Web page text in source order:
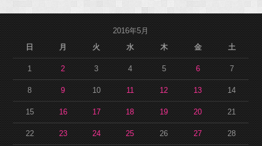
2016年5月
日
月 火 水 木 金 土
1 2 3 4 5 6 7
8 9 10 11 12 13 14
15 16 17 18 19 20 21
22 23 24 25 26 27 28